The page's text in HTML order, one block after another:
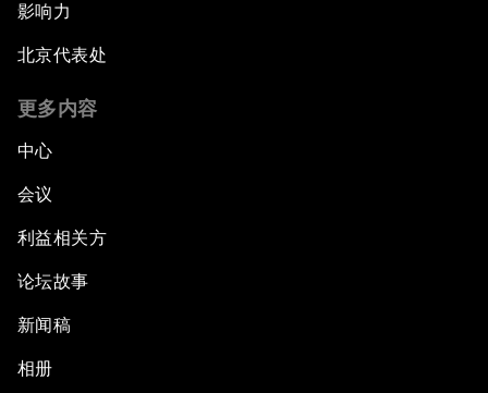
影响力
北京代表处
更多内容
中心
会议
利益相关方
论坛故事
新闻稿
相册